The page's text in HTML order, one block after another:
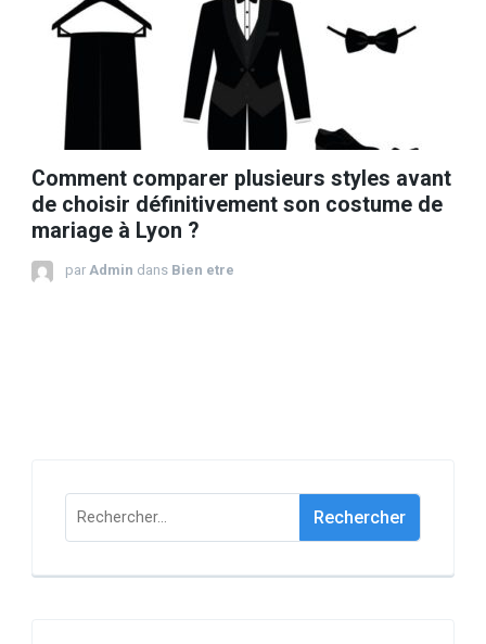
Comment comparer plusieurs styles avant
de choisir définitivement son costume de
mariage à Lyon ?
par Admin dans Bien etre
Rechercher :